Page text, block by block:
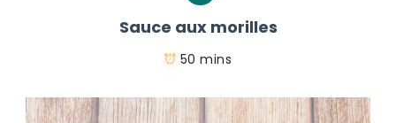
Sauce aux morilles
50 mins